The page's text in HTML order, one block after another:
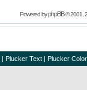
Powered byphpBB© 2001,
| Plucker Text | Plucker Color